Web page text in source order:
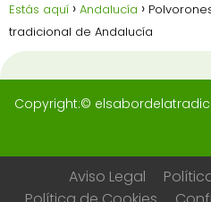
Estás aquí Andalucía
tradicional de Andalucía
Copyright:©
Aviso Legal